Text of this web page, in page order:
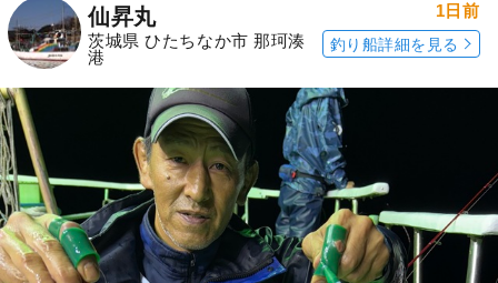
仙昇丸
茨城県 ひたちなか市 那珂湊
港
1日前
釣り船詳細を見る